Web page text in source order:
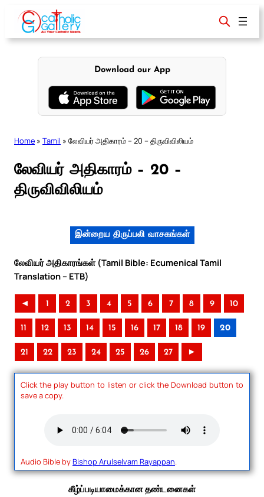
content
Download our App
Home » Tamil » லேவியர் அதிகாரம் – 20 – திருவிவிலியம்
லேவியர் அதிகாரம் – 20 –
திருவிவிலியம்
இன்றைய திருப்பலி வாசகங்கள்
லேவியர் அதிகாரங்கள் (Tamil Bible: Ecumenical Tamil
Translation – ETB)
◄ 1 2 3 4 5 6 7 8 9 10
11 12 13 14 15 16 17 18 19 20
21 22 23 24 25 26 27 ►
Click the play button to listen or click the Download button to
save a copy.
Audio Bible byBishop Arulselvam Rayappan.
கீழ்ப்படியாமைக்கான தண்டனைகள்